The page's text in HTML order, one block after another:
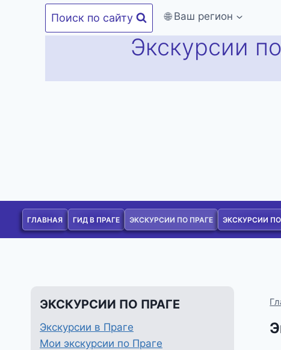
Поиск по сайту 🌐 Ваш регион
Экскурсии
ГЛАВНАЯ ГИД В ПРАГЕ ЭКСКУРСИИ ПО ПРАГЕ ЭКСКУРСИИ
ЭКСКУРСИИ ПО ПРАГЕ
Экскурсии в Праге
Мои экскурсии по Праге